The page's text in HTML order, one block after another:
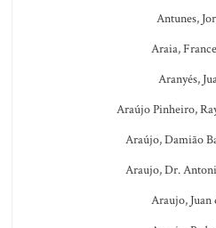
Antunes,
Araia,
Aranyés,
Araújo Pinheiro,
Araújo, Damião
Araujo, Dr.
Araujo, Juan